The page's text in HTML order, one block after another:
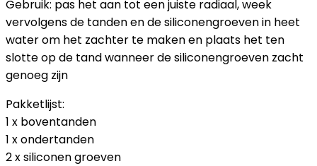
Gebruik: pas het aan tot een juiste radiaal, week
vervolgens de tanden en de siliconengroeven in heet
water om het zachter te maken en plaats het ten
slotte op de tand wanneer de siliconengroeven zacht
genoeg zijn
Pakketlijst:
1 x boventanden
1 x ondertanden
2 x siliconen groeven